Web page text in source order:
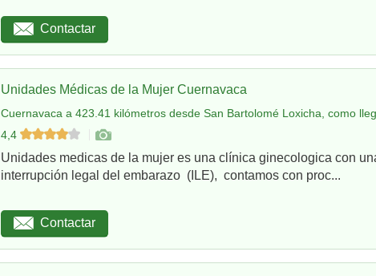
Contactar
Unidades Médicas de la Mujer Cuernavaca
Cuernavaca a 423.41 kilómetros desde San Bartolomé Loxicha, como
4,4
Unidades medicas de la mujer es una clínica ginecologica con
interrupción legal del embarazo (ILE), contamos con proc...
Contactar